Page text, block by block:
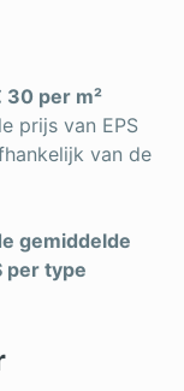
30 per m²
prijs van EPS
van de
gemiddelde
per type